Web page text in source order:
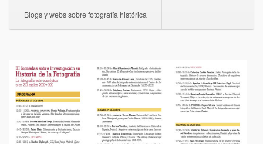
Blogs y webs sobre fotografía histórica